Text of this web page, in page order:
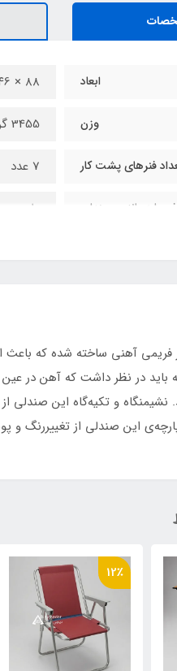
ابعاد ۸8 × ۴6 × ۵۳ سانت
وزن 3455 گرم
فنرهای پشت کار 7 عدد
فوم لبه بالایی صندلی دارد
تعادل زیر پایه ها دارد
دوخت صنعتی کفی دارد
دارد
فوم طبی پشت صندلی دارد
فریمی آهنی ساخته شده که
باید در نظر داشت که آهن در
نشیمنگاه و تکیه‌گاه این صندلی
این صندلی از تغییررنگ و
12٪